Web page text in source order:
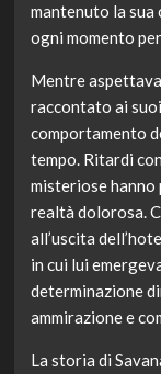
mantenuto la sua
ogni momento
Mentre
raccontato ai
comportamento
tempo. Ritardi
misteriose
realtà dolorosa.
all’uscita
in cui lui
determinazione
ammirazione e
La storia di